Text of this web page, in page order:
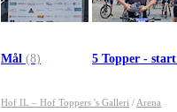
Mål (8) 5 Topper - start
Hof IL – Hof Toppers 's Galleri / Arena